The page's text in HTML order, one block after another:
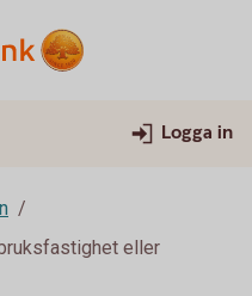
Logga in
eller